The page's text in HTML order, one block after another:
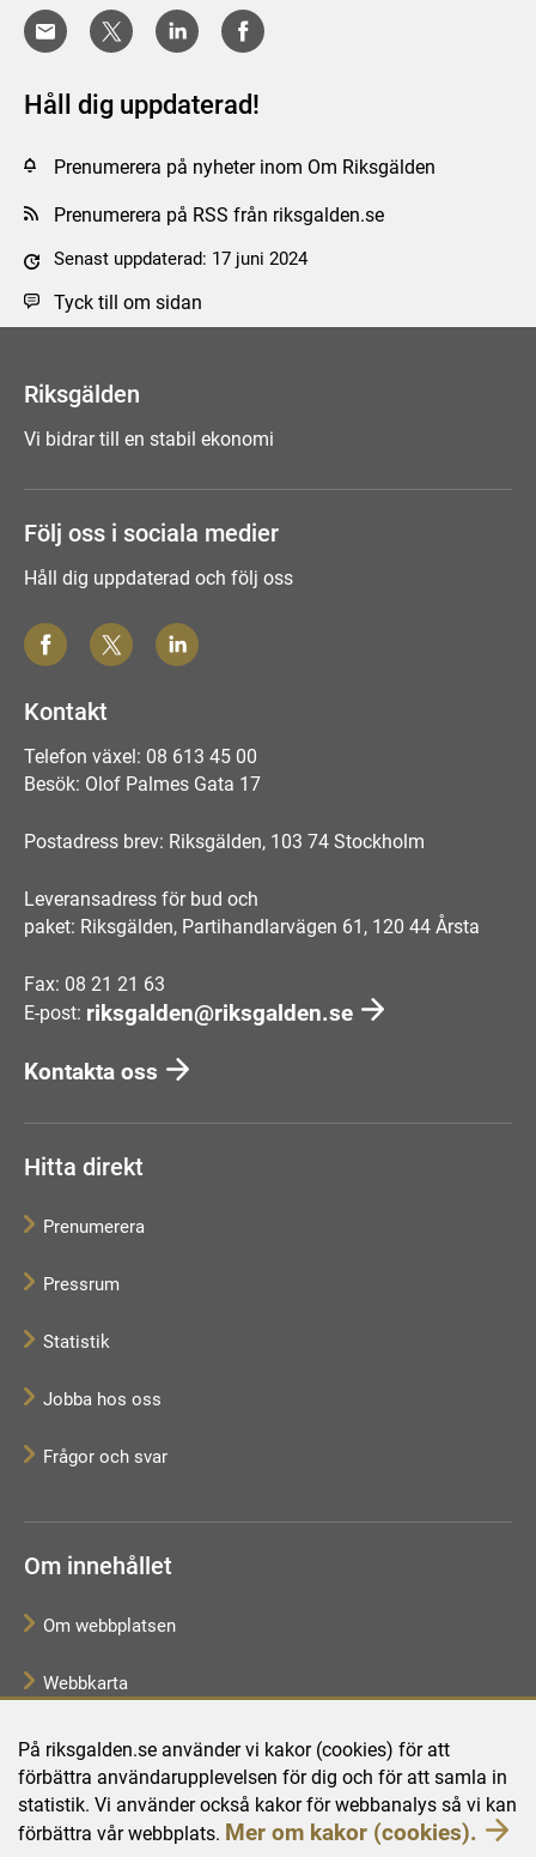
På riksgalden.se använder vi kakor (cookies) för att
förbättra användarupplevelsen för dig och för att samla in
statistik. Vi använder också kakor för webbanalys så vi kan
förbättra vår webbplats. Mer om kakor (cookies).
Håll dig uppdaterad!
Prenumerera på nyheter inom Om Riksgälden
Prenumerera på RSS från riksgalden.se
Senast uppdaterad: 17 juni 2024
Tyck till om sidan
Riksgälden
Vi bidrar till en stabil ekonomi
Följ oss i sociala medier
Håll dig uppdaterad och följ oss
Kontakt
Telefon växel: 08 613 45 00
Besök: Olof Palmes Gata 17
Postadress brev: Riksgälden, 103 74 Stockholm
Leveransadress för bud och
paket: Riksgälden, Partihandlarvägen 61, 120 44 Årsta
Fax: 08 21 21 63
E-post: riksgalden@riksgalden.se
Kontakta oss
Hitta direkt
Prenumerera
Pressrum
Statistik
Jobba hos oss
Frågor och svar
Om innehållet
Om webbplatsen
Webbkarta
Tillgänglighetsredogörelse
Behandling av personuppgifter